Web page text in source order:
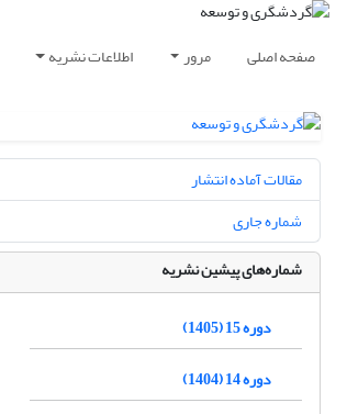
صفحه اصلی مرور اطلاعات نشریه
مقالات آماده انتشار
شماره جاری
شماره‌های پیشین نشریه
دوره 15 (1405)
دوره 14 (1404)